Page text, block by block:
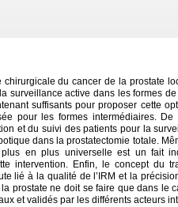
chirurgicale du cancer de la prostate
surveillance active dans les formes
suffisants pour proposer cette
pour les formes intermédiaires.
et du suivi des patients pour la
dans la prostatectomie totale.
en plus universelle est un fait
intervention. Enfin, le concept du
lié à la qualité de l’IRM et la
prostate ne doit se faire que dans le
et validés par les différents acteurs